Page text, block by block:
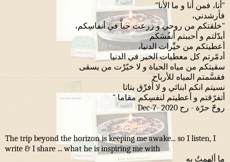
"أنا، فمن أنا و ما الأنا"
فأرشدني،
"خلقتكم من روحي و زرعت حباَّ في أنفاسِكم،
أبدّلتم و أحببتم أنفُسَكم
أعطيتكم من خيِّرات الدنيا،
أدمّرتم كل معطيات الخير في الدنيا
سقيتكم من مياه الحياة و لا خيّرْت من يسقى
فقسَّمتم المياه للأرباح
نسيتم انكم ابنائي و لا أُفرِّق بتاتا
أتفرّقتم و أعطيتم لنفسِكم مقاما "
روحّ حرّة - رح Dec-7- 2020
The trip beyond the horizon is keeping me awake... so I listen, I
write & I share ... what he is inspiring me with
ما ألهمتُ به